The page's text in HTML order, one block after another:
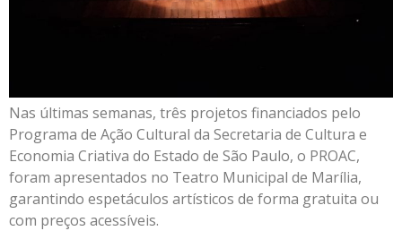
Nas últimas semanas, três projetos financiados pelo
Programa de Ação Cultural da Secretaria de Cultura e
Economia Criativa do Estado de São Paulo, o PROAC,
foram apresentados no Teatro Municipal de Marília,
garantindo espetáculos artísticos de forma gratuita ou
com preços acessíveis.